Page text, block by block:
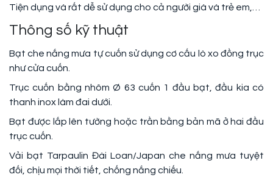
Tiện dụng và rất dễ sử dụng cho cả người già và trẻ em,…
Thông số kỹ thuật
Bạt che nắng mưa tự cuốn sử dụng cơ cấu lò xo đồng trục
như cửa cuốn.
Trục cuốn bằng nhôm Ø 63 cuốn 1 đầu bạt, đầu kia có
thanh inox làm đai dưới.
Bạt được lắp lên tường hoặc trần bằng bản mã ở hai đầu
trục cuốn.
Vải bạt Tarpaulin Đài Loan/Japan che nắng mưa tuyệt
đối, chịu mọi thời tiết, chống nắng chiếu.